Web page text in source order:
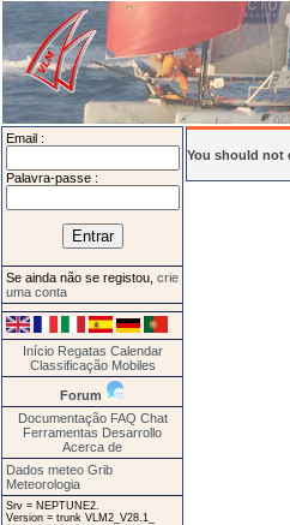
Email :
Palavra-passe :
Se ainda não se registou, crie
uma conta
Início Regatas Calendar
Classificação Mobiles
Forum
Documentação FAQ Chat
Ferramentas Desarrollo
Acerca de
Dados meteo Grib
Meteorologia
Srv = NEPTUNE2.
Version = trunk VLM2_V28.1_
You should not